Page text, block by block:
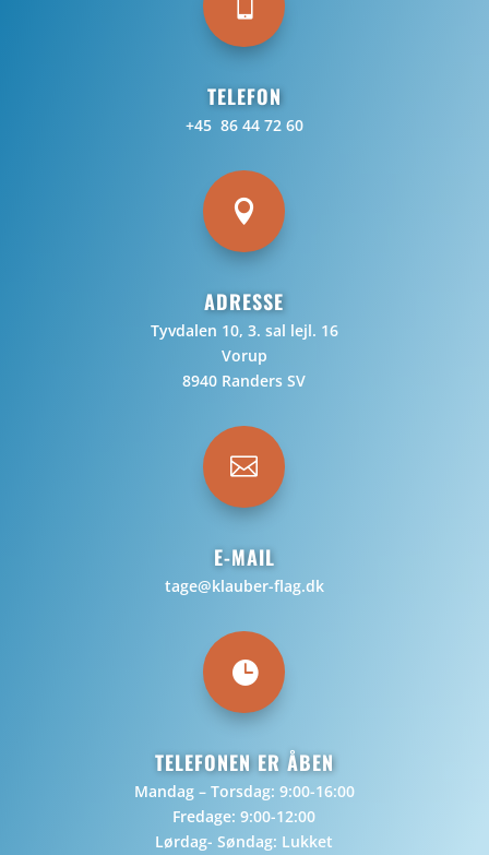
TELEFON
+45 86 44 72 60

ADRESSE
Tyvdalen 10, 3. sal lejl. 16
Vorup
8940 Randers SV

E-MAIL
tage@klauber-flag.dk

TELEFONEN ER ÅBEN
Mandag – Torsdag: 9:00-16:00
Fredage: 9:00-12:00
Lørdag- Søndag: Lukket